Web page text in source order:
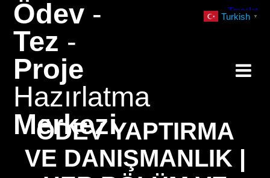
Ödev -
Tez -
Proje
Hazırlatma
Merkezi
ÖDEV YAPTIRMA
VE DANIŞMANLIK |
Turkish ▼